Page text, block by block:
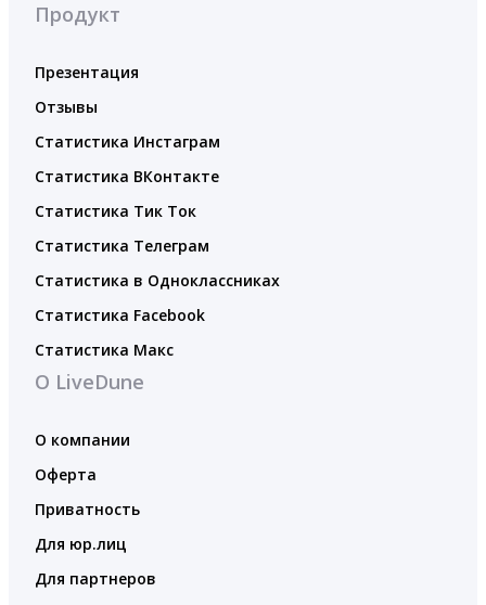
Продукт
Презентация
Отзывы
Статистика Инстаграм
Статистика ВКонтакте
Статистика Тик Ток
Статистика Телеграм
Статистика в Одноклассниках
Статистика Facebook
Статистика Макс
О LiveDune
О компании
Оферта
Приватность
Для юр.лиц
Для партнеров